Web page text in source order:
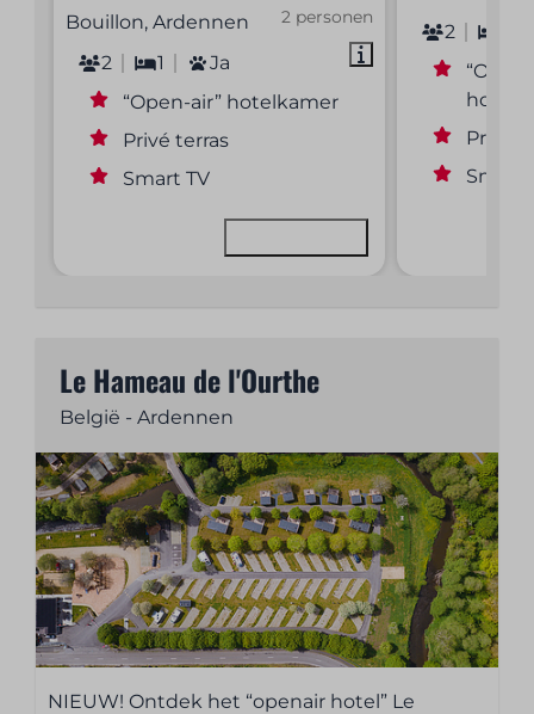
2 personen
Bouillon, Ardennen
2
1
Ja
“Open-air” hotelkamer
Privé terras
Smart TV
2
Privé
Smart
Le Hameau de l'Ourthe
België - Ardennen
NIEUW! Ontdek het “openair hotel” Le